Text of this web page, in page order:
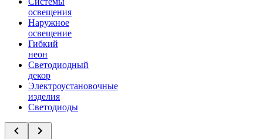
освещения
Наружное
освещение
Гибкий
неон
Светодиодный
декор
Электроустановочные
изделия
Светодиоды